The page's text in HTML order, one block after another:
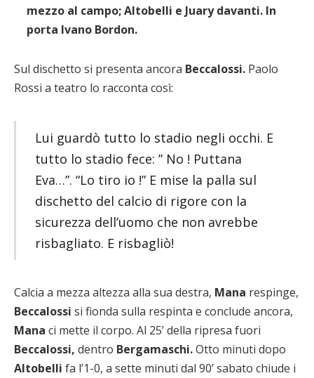
mezzo al campo; Altobelli e Juary davanti. In
porta Ivano Bordon.
Sul dischetto si presenta ancora Beccalossi. Paolo
Rossi a teatro lo racconta così:
Lui guardò tutto lo stadio negli occhi. E
tutto lo stadio fece: ” No ! Puttana
Eva…”. “Lo tiro io !” E mise la palla sul
dischetto del calcio di rigore con la
sicurezza dell’uomo che non avrebbe
risbagliato. E risbagliò!
Calcia a mezza altezza alla sua destra, Mana respinge,
Beccalossi si fionda sulla respinta e conclude ancora,
Mana ci mette il corpo. Al 25’ della ripresa fuori
Beccalossi, dentro Bergamaschi.Otto minuti dopo
Altobelli fa l’1-0, a sette minuti dal 90’ sabato chiude i